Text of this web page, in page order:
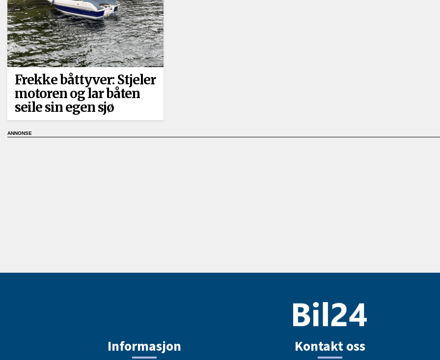
Frekke båttyver: Stjeler
motoren og lar båten
seile sin egen sjø
Informasjon Kontakt oss